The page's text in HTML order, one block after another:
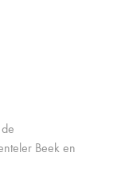
Beek en